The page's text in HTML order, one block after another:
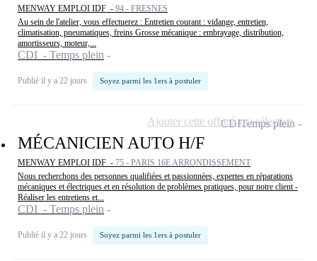
MENWAY EMPLOI IDF - 94 - FRESNES
Au sein de l'atelier, vous effectuerez : Entretien courant : vidange, entretien,
climatisation, pneumatiques, freins Grosse mécanique : embrayage, distribution,
amortisseurs, moteur,...
CDI - Temps plein
Publié il y a 22 jours Soyez parmi les 1ers à postuler
MÉCANICIEN AUTO H/F
MENWAY EMPLOI IDF - 75 - PARIS 16E ARRONDISSEMENT
Nous recherchons des personnes qualifiées et passionnées, expertes en réparations
mécaniques et électriques et en résolution de problèmes pratiques, pour notre client -
Réaliser les entretiens et...
CDI - Temps plein
Publié il y a 22 jours Soyez parmi les 1ers à postuler
CDITemps plein
Ajouter cette offre à ma sélection